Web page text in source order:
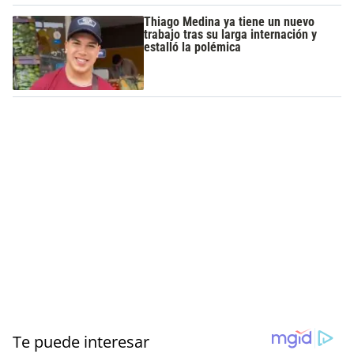
Thiago Medina ya tiene un nuevo
trabajo tras su larga internación y
estalló la polémica